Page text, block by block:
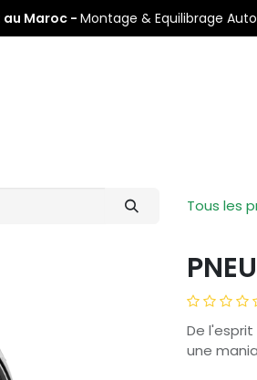
Maroc - Montage & Equilibrage
Tous les
De
une